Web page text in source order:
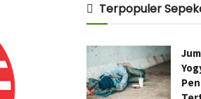
Terpopuler